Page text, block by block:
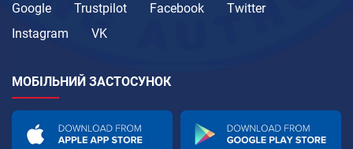
Google Trustpilot Facebook
Twitter
Instagram
VK
МОБІЛЬНИЙ ЗАСТОСУНОК